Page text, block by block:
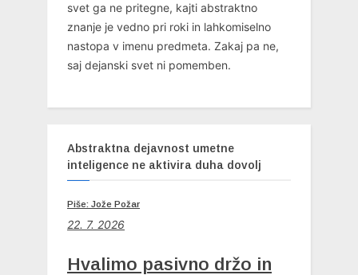
svet ga ne pritegne, kajti abstraktno
znanje je vedno pri roki in lahkomiselno
nastopa v imenu predmeta. Zakaj pa ne,
saj dejanski svet ni pomemben.
Abstraktna dejavnost umetne
inteligence ne aktivira duha dovolj
Piše: Jože Požar
22. 7. 2026
Hvalimo pasivno držo in